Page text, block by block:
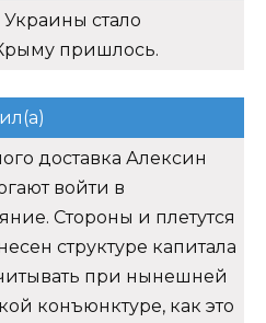
стало
пришлось.
доставка Алексин
войти в
Стороны и плетутся
структуре капитала
при нынешней
конъюнктуре, как это